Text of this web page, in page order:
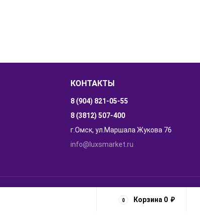
КОНТАКТЫ
8 (904) 821-05-55
8 (3812) 507-400
г.Омск, ул.Маршала Жукова 76
info@luxsmarket.ru
Студия разработчиков "AG group"
0 Корзина 0 ₽